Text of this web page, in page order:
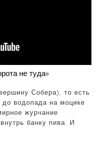
не туда»
Собера), то есть
до водопада на моцике
журчание
банку пива. И